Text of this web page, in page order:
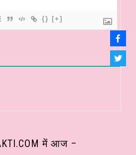
{} [+]
में आज –